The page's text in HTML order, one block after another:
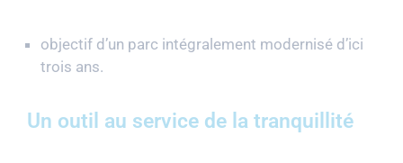
objectif d’un parc intégralement modernisé d’ici
trois ans.
Un outil au service de la tranquillité